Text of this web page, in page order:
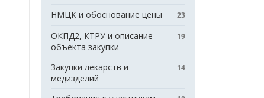
НМЦК и обоснование цены 23
ОКПД2, КТРУ и описание
объекта закупки
19
Закупки лекарств и
медизделий
14